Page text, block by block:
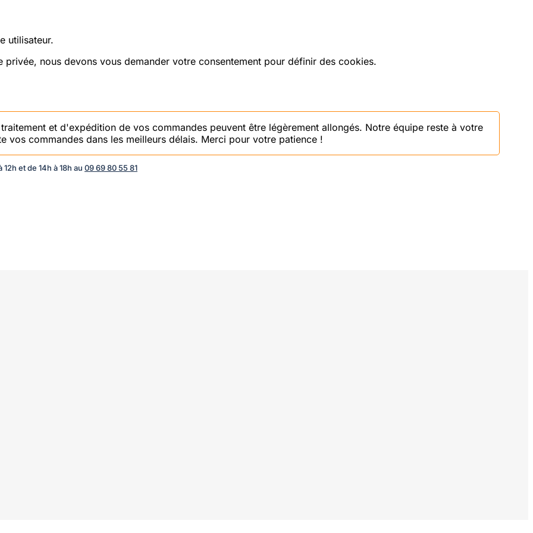
utilisateur.
nous devons vous demander votre consentement pour définir des cookies.
et d'expédition de vos commandes peuvent être légèrement allongés. Notre équipe reste à votre
vos commandes dans les meilleurs délais. Merci pour votre patience !
et de 14h à 18h au 09 69 80 55 81